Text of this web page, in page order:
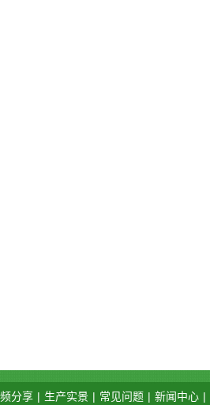
分享 | 生产实景 | 常见问题 | 新闻中心 |